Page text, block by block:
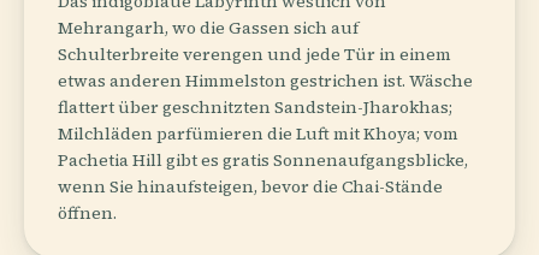
Mehrangarh, wo die Gassen sich auf
Schulterbreite verengen und jede Tür in einem
etwas anderen Himmelston gestrichen ist. Wäsche
flattert über geschnitzten Sandstein-Jharokhas;
Milchläden parfümieren die Luft mit Khoya; vom
Pachetia Hill gibt es gratis Sonnenaufgangsblicke,
wenn Sie hinaufsteigen, bevor die Chai-Stände
öffnen.